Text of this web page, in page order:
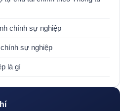
chính sự nghiệp
sự nghiệp
là gì